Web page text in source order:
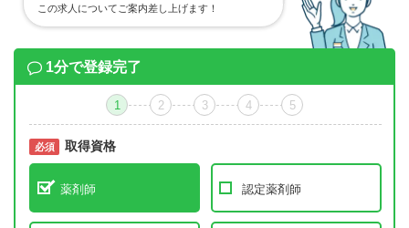
この求人についてご案内差し上げます！
1分で登録完了
1 2 3 4 5
必須 取得資格
薬剤師 認定薬剤師